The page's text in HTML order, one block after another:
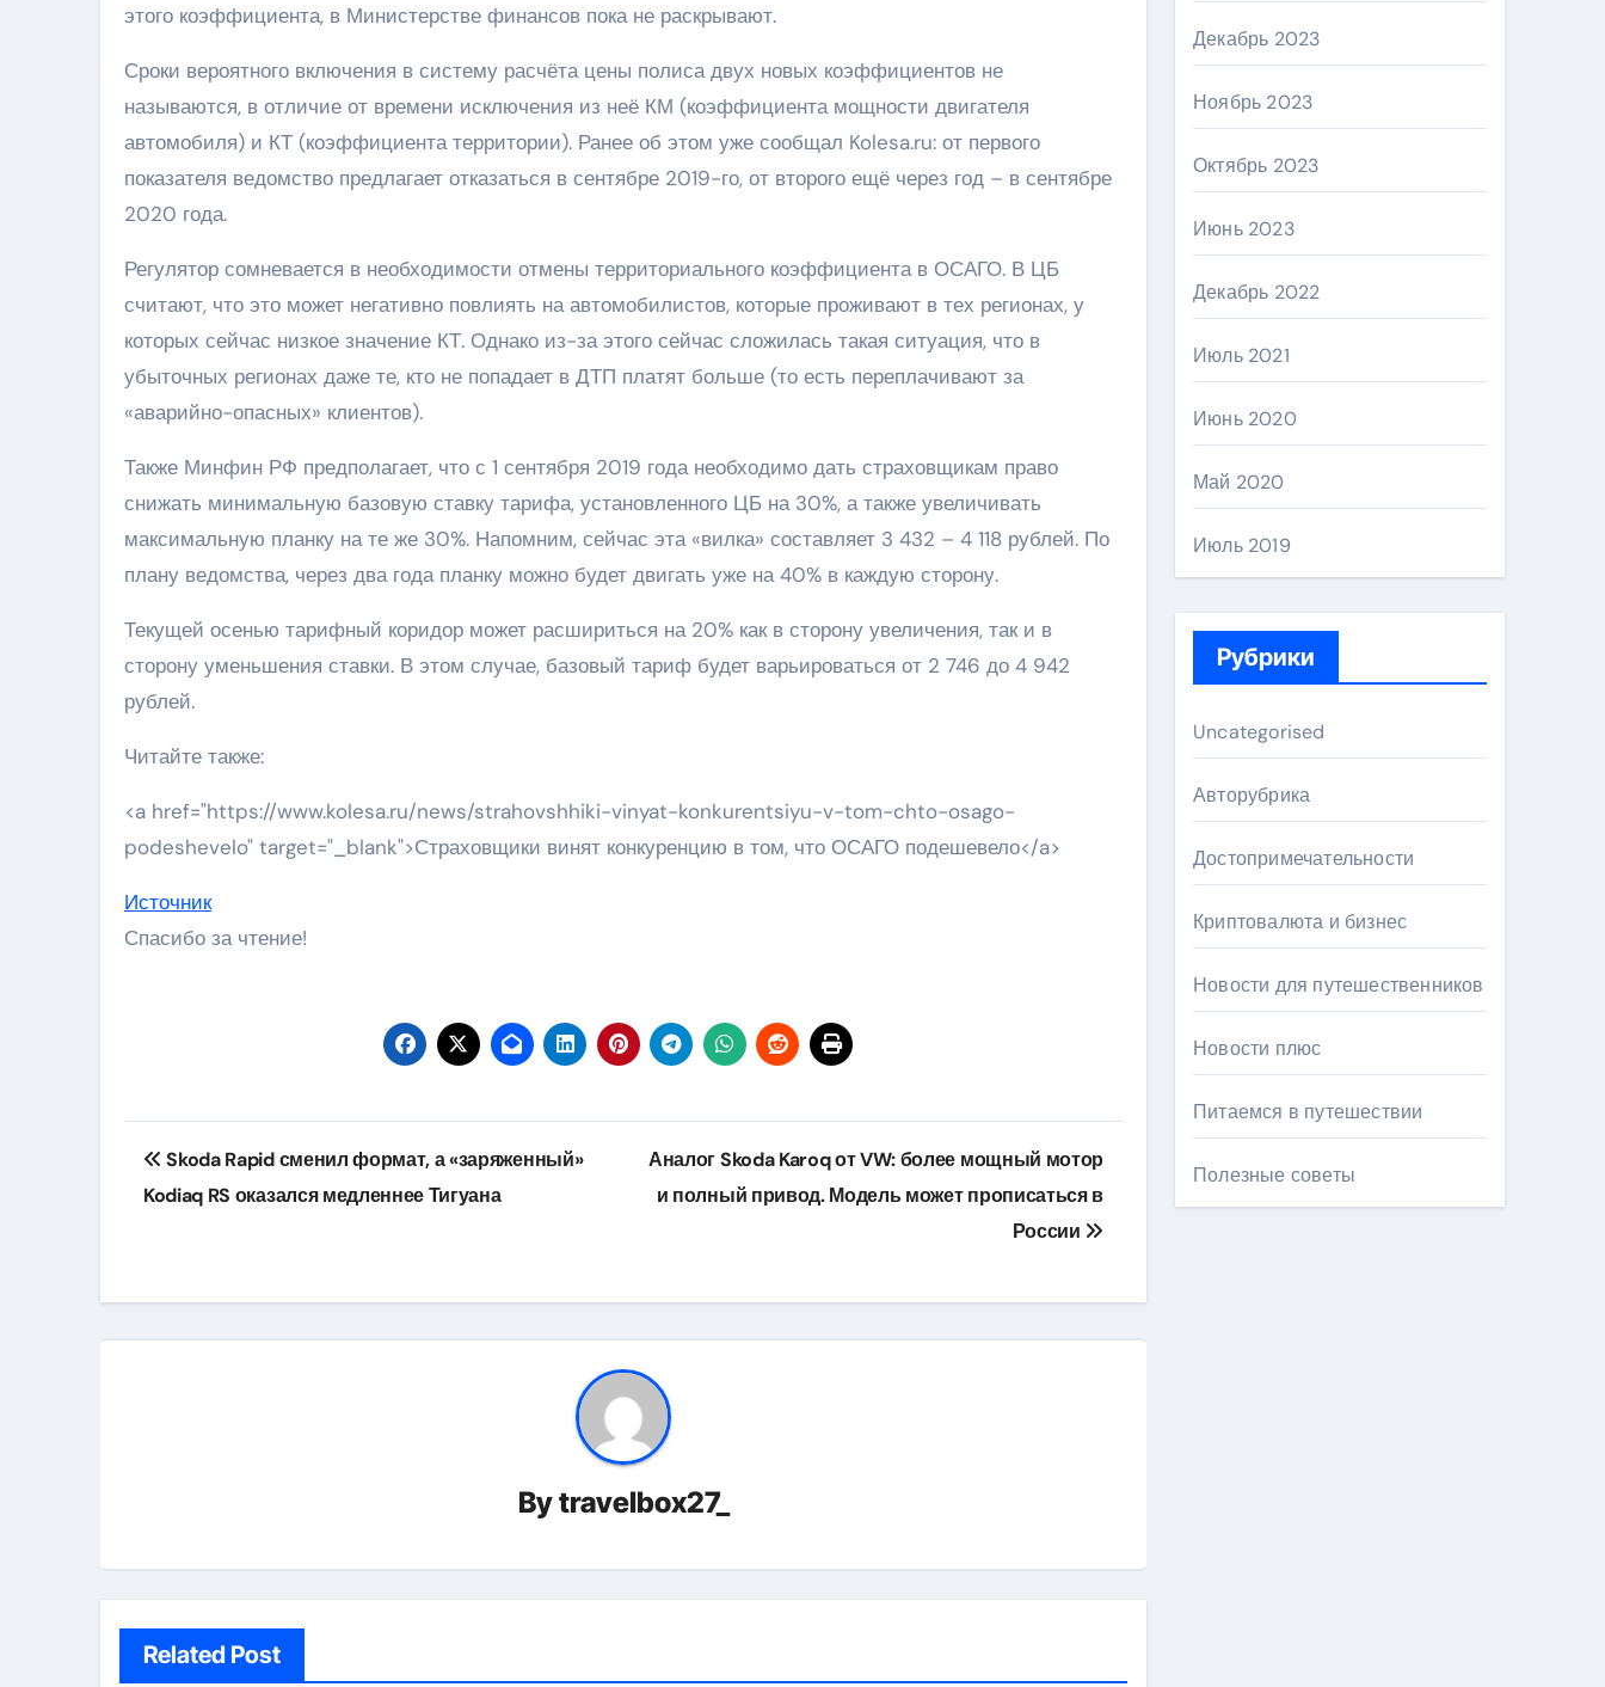
этого коэффициента, в Министерстве финансов пока не раскрывают.
Сроки вероятного включения в систему расчёта цены полиса двух новых коэффициентов не
называются, в отличие от времени исключения из неё КМ (коэффициента мощности двигателя
автомобиля) и КТ (коэффициента территории). Ранее об этом уже сообщал Kolesa.ru: от первого
показателя ведомство предлагает отказаться в сентябре 2019-го, от второго ещё через год – в сентябре
2020 года.
Регулятор сомневается в необходимости отмены территориального коэффициента в ОСАГО. В ЦБ
считают, что это может негативно повлиять на автомобилистов, которые проживают в тех регионах, у
которых сейчас низкое значение КТ. Однако из-за этого сейчас сложилась такая ситуация, что в
убыточных регионах даже те, кто не попадает в ДТП платят больше (то есть переплачивают за
«аварийно-опасных» клиентов).
Также Минфин РФ предполагает, что с 1 сентября 2019 года необходимо дать страховщикам право
снижать минимальную базовую ставку тарифа, установленного ЦБ на 30%, а также увеличивать
максимальную планку на те же 30%. Напомним, сейчас эта «вилка» составляет 3 432 – 4 118 рублей. По
плану ведомства, через два года планку можно будет двигать уже на 40% в каждую сторону.
Текущей осенью тарифный коридор может расшириться на 20% как в сторону увеличения, так и в
сторону уменьшения ставки. В этом случае, базовый тариф будет варьироваться от 2 746 до 4 942
рублей.
Читайте также:
<a href="https://www.kolesa.ru/news/strahovshhiki-vinyat-konkurentsiyu-v-tom-chto-osago-
podeshevelo" target="_blank">Страховщики винят конкуренцию в том, что ОСАГО подешевело</a>
Источник
Спасибо за чтение!
Навигация
по
Skoda Rapid сменил формат, а «заряженный»
Kodiaq RS оказался медленнее Тигуана
Аналог Skoda Karoq от VW: более мощный мотор
и полный привод. Модель может прописаться в
России
Bytravelbox27_
Related Post
Декабрь 2023
Ноябрь 2023
Октябрь 2023
Июнь 2023
Декабрь 2022
Июль 2021
Июнь 2020
Май 2020
Июль 2019
Рубрики
Uncategorised
Авторубрика
Достопримечательности
Криптовалюта и бизнес
Новости для путешественников
Новости плюс
Питаемся в путешествии
Полезные советы